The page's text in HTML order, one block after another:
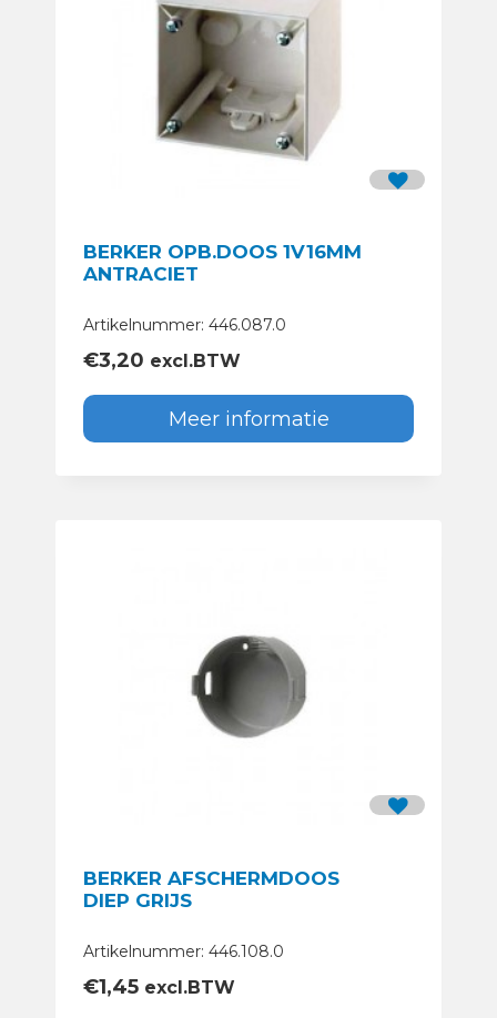
BERKER OPB.DOOS 1V16MM
ANTRACIET
Artikelnummer: 446.087.0
€3,20 excl.BTW
Meer informatie
BERKER AFSCHERMDOOS
DIEP GRIJS
Artikelnummer: 446.108.0
€1,45 excl.BTW